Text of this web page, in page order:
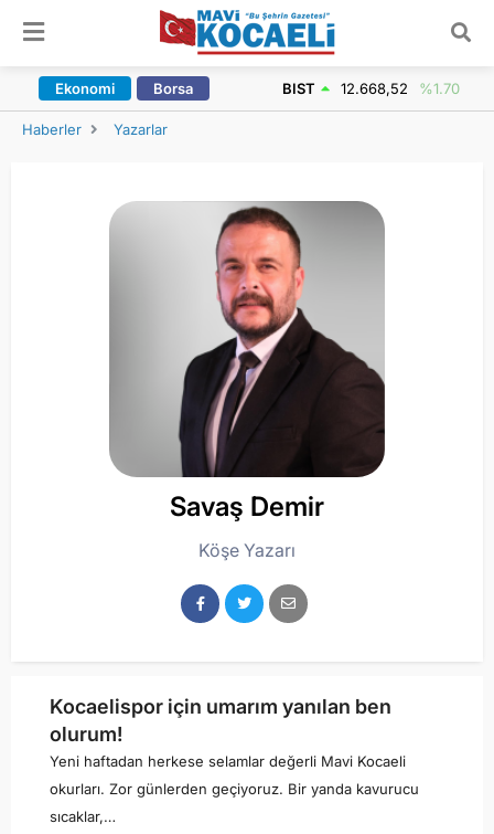
Ekonomi Borsa BIST 12.668,52 %1.70
Haberler Yazarlar
Savaş Demir
Köşe Yazarı
Kocaelispor için umarım yanılan ben
olurum!
Yeni haftadan herkese selamlar değerli Mavi Kocaeli
okurları. Zor günlerden geçiyoruz. Bir yanda kavurucu
sıcaklar,…